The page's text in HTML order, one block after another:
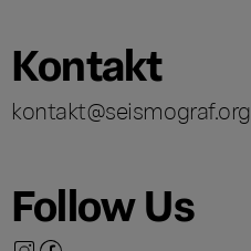
Kontakt
kontakt@seismograf.org
Follow Us